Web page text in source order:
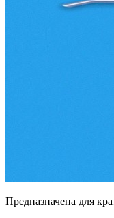
Предназначена для